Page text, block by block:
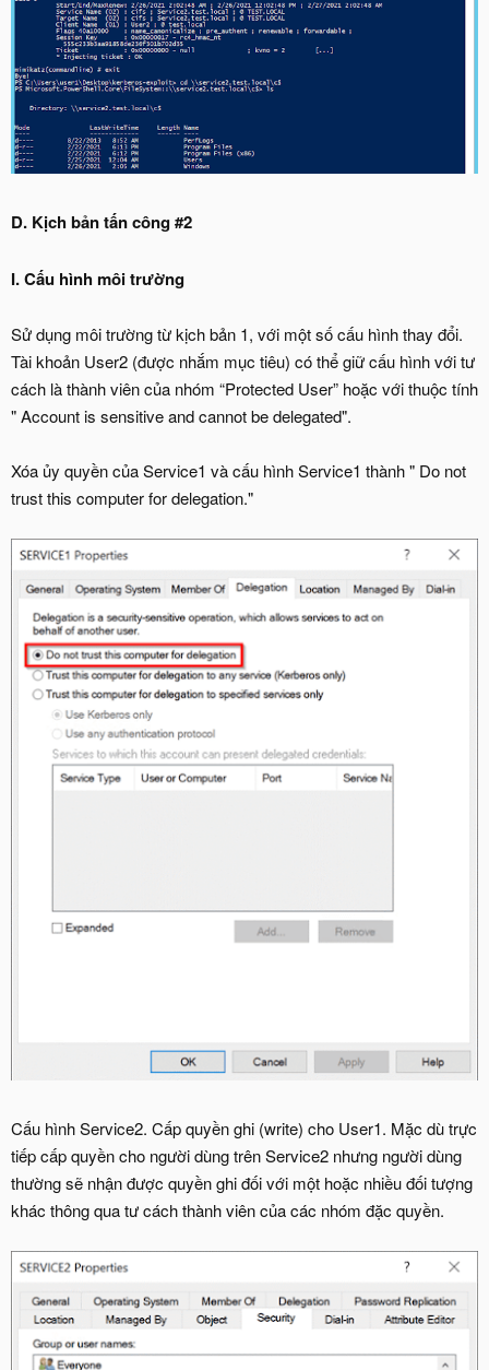
D. Kịch bản tấn công #2
I. Cấu hình môi trường
Sử dụng môi trường từ kịch bản 1, với một số cấu hình thay đổi.
Tài khoản User2 (được nhắm mục tiêu) có thể giữ cấu hình với tư
cách là thành viên của nhóm “Protected User” hoặc với thuộc tính
" Account is sensitive and cannot be delegated".
Xóa ủy quyền của Service1 và cấu hình Service1 thành " Do not
trust this computer for delegation."
Cấu hình Service2. Cấp quyền ghi (write) cho User1. Mặc dù trực
tiếp cấp quyền cho người dùng trên Service2 nhưng người dùng
thường sẽ nhận được quyền ghi đối với một hoặc nhiều đối tượng
khác thông qua tư cách thành viên của các nhóm đặc quyền.